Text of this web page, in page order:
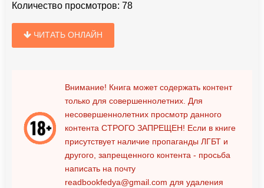
Количество просмотров: 78
ЧИТАТЬ ОНЛАЙН
Внимание! Книга может содержать контент
только для совершеннолетних. Для
несовершеннолетних просмотр данного
контента СТРОГО ЗАПРЕЩЕН! Если в книге
присутствует наличие пропаганды ЛГБТ и
другого, запрещенного контента - просьба
написать на почту
readbookfedya@gmail.com для удаления